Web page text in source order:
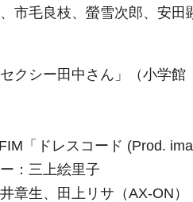
市毛良枝、螢雪次郎、安
クシー田中さん」（小学館
「ドレスコード (Prod.
：三上絵里子
章生、田上リサ（AX-ON）